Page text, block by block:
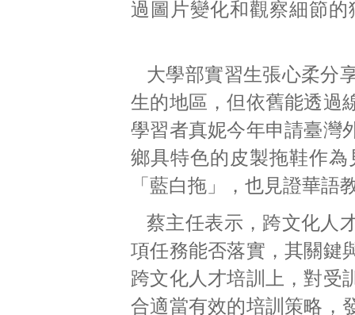
過圖片變化和觀察細節
大學部實習生張心柔分
生的地區，但依舊能透過
學習者真妮今年申請臺灣
鄉具特色的皮製拖鞋作
「藍白拖」，也見證華語
蔡主任表示，跨文化人
項任務能否落實，其關鍵
跨文化人才培訓上，對受
合適當有效的培訓策略，